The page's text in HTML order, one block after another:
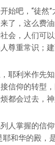
始吧，“徒然
了，这么费
会，人们可
尊重常识；
耶利米作先
信仰的转型
都会过去，神
人掌握的信
耶和华的殿，